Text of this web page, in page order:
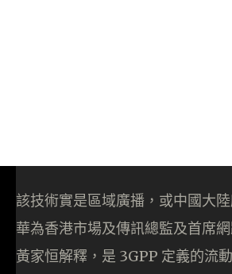
該技術實是區域廣播，或中國大
華為香港市場及傳訊總監及首席
黃家恒解釋，是 3GPP 定義的流